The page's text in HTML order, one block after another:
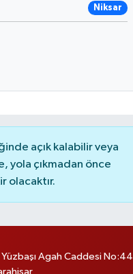
Niksar
açık kalabilir veya
yola çıkmadan önce
olacaktır.
Yüzbaşı Agah Caddesi No:44